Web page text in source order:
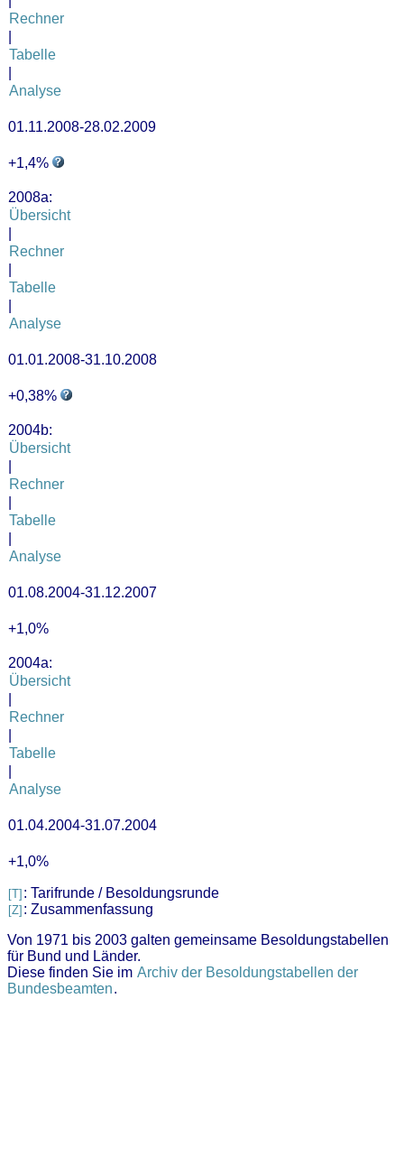
Rechner
Tabelle
Analyse
01.11.2008-28.02.2009
+1,4%
2008a:
Übersicht
Rechner
Tabelle
Analyse
01.01.2008-31.10.2008
+0,38%
2004b:
Übersicht
Rechner
Tabelle
Analyse
01.08.2004-31.12.2007
+1,0%
2004a:
Übersicht
Rechner
Tabelle
Analyse
01.04.2004-31.07.2004
+1,0%
[T] : Tarifrunde / Besoldungsrunde
[Z] : Zusammenfassung
Von 1971 bis 2003 galten gemeinsame Besoldungstabellen
für Bund und Länder.
Diese finden Sie im Archiv der Besoldungstabellen der
Bundesbeamten.